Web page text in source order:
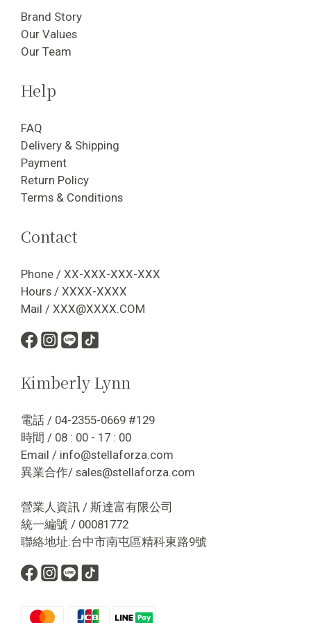
Brand Story
Our Values
Our Team
Help
FAQ
Delivery & Shipping
Payment
Return Policy
Terms & Conditions
Contact
Phone / XX-XXX-XXX-XXX
Hours / XXXX-XXXX
Mail / XXX@XXXX.COM
Kimberly Lynn
電話 / 04-2355-0669 #129
時間 / 08 : 00 - 17 : 00
Email / info@stellaforza.com
異業合作/ sales@stellaforza.com
營業人資訊 / 斯達富有限公司
統一編號 / 00081772
聯絡地址:台中市南屯區精科東路9號